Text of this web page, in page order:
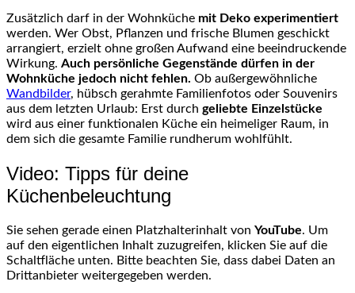
Zusätzlich darf in der Wohnküche mit Deko experimentiert
werden. Wer Obst, Pflanzen und frische Blumen geschickt
arrangiert, erzielt ohne großen Aufwand eine beeindruckende
Wirkung. Auch persönliche Gegenstände dürfen in der
Wohnküche jedoch nicht fehlen. Ob außergewöhnliche
Wandbilder, hübsch gerahmte Familienfotos oder Souvenirs
aus dem letzten Urlaub: Erst durch geliebte Einzelstücke
wird aus einer funktionalen Küche ein heimeliger Raum, in
dem sich die gesamte Familie rundherum wohlfühlt.
Video: Tipps für deine
Küchenbeleuchtung
Sie sehen gerade einen Platzhalterinhalt von YouTube. Um
auf den eigentlichen Inhalt zuzugreifen, klicken Sie auf die
Schaltfläche unten. Bitte beachten Sie, dass dabei Daten an
Drittanbieter weitergegeben werden.